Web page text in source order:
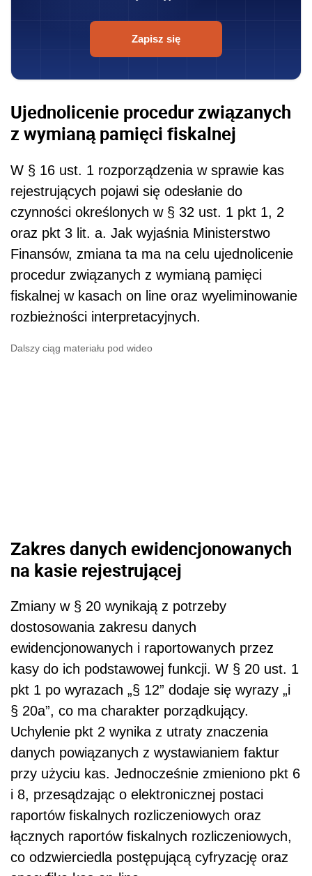
Zapisz się
Ujednolicenie procedur związanych
z wymianą pamięci fiskalnej
W § 16 ust. 1 rozporządzenia w sprawie kas
rejestrujących pojawi się odesłanie do
czynności określonych w § 32 ust. 1 pkt 1, 2
oraz pkt 3 lit. a. Jak wyjaśnia Ministerstwo
Finansów, zmiana ta ma na celu ujednolicenie
procedur związanych z wymianą pamięci
fiskalnej w kasach on line oraz wyeliminowanie
rozbieżności interpretacyjnych.
Dalszy ciąg materiału pod wideo
Zakres danych ewidencjonowanych
na kasie rejestrującej
Zmiany w § 20 wynikają z potrzeby
dostosowania zakresu danych
ewidencjonowanych i raportowanych przez
kasy do ich podstawowej funkcji. W § 20 ust. 1
pkt 1 po wyrazach „§ 12” dodaje się wyrazy „i
§ 20a”, co ma charakter porządkujący.
Uchylenie pkt 2 wynika z utraty znaczenia
danych powiązanych z wystawianiem faktur
przy użyciu kas. Jednocześnie zmieniono pkt 6
i 8, przesądzając o elektronicznej postaci
raportów fiskalnych rozliczeniowych oraz
łącznych raportów fiskalnych rozliczeniowych,
co odzwierciedla postępującą cyfryzację oraz